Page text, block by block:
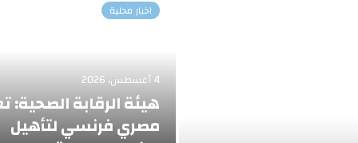
اخبار محلية
4 أغسطس، 2026
هيئة الرقابة الصحية:
مصري فرنسي لتأهيل